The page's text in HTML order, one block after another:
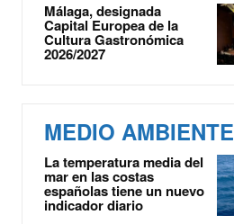
Málaga, designada
Capital Europea de la
Cultura Gastronómica
2026/2027
MEDIO AMBIENTE
La temperatura media del
mar en las costas
españolas tiene un nuevo
indicador diario